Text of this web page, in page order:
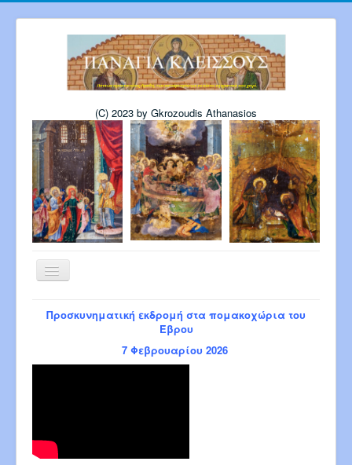
(C) 2023 by Gkrozoudis Athanasios
Εναλλαγή
Πρόγραμμα Παναγίας 6-2026
Πρόγρ. Σεβ. Μητροπολίτου 8-2026
Προσκυνηματική εκδρομή στα πομακοχώρια του
Έβρου
7 Φεβρουαρίου 2026